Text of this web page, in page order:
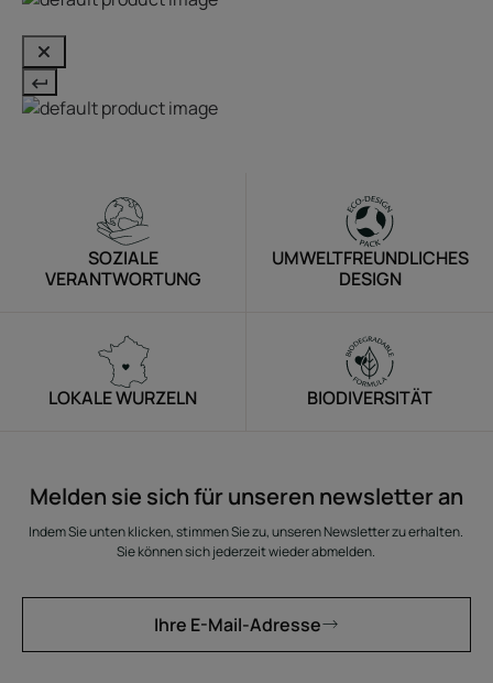
SOZIALE
VERANTWORTUNG
UMWELTFREUNDLICHES
DESIGN
LOKALE WURZELN BIODIVERSITÄT
Melden sie sich für unseren newsletter an
Indem Sie unten klicken, stimmen Sie zu, unseren Newsletter zu erhalten.
Sie können sich jederzeit wieder abmelden.
Ihre E-Mail-Adresse